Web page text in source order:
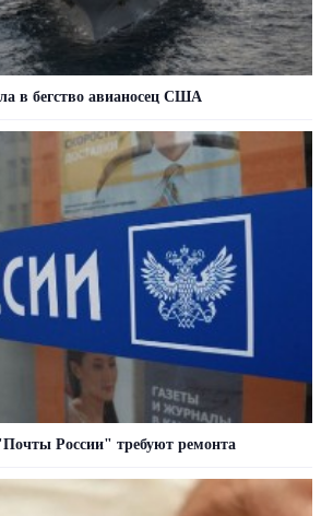
в бегство авианосец США
России" требуют ремонта